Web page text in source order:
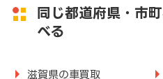
同じ都道府県・市
べる
滋賀県の車買取